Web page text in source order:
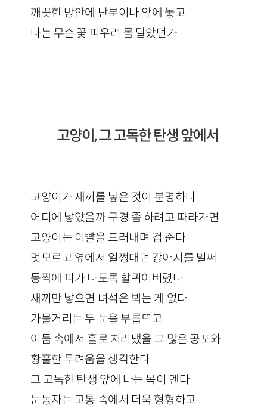
깨끗한 방안에 난분이나 앞에 놓고
나는 무슨 꽃 피우려 몸 달았던가
고양이, 그 고독한 탄생 앞에서
고양이가 새끼를 낳은 것이 분명하다
어디에 낳았을까 구경 좀 하려고 따라가면
고양이는 이빨을 드러내며 겁 준다
멋모르고 옆에서 얼쩡대던 강아지를 벌써
등짝에 피가 나도록 할퀴어버렸다
새끼만 낳으면 녀석은 뵈는 게 없다
가물거리는 두 눈을 부릅뜨고
어둠 속에서 홀로 치러냈을 그 많은 공포와
황홀한 두려움을 생각한다
그 고독한 탄생 앞에 나는 목이 멘다
눈동자는 고통 속에서 더욱 형형하고